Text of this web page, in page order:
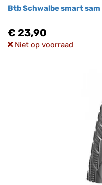
Btb Schwalbe smart
€ 23,90
Niet op voorraad